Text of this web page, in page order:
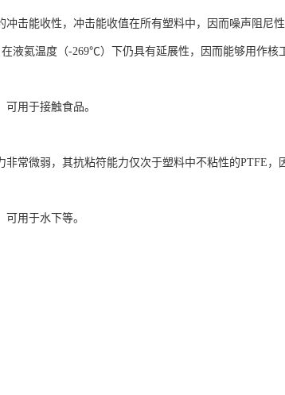
冲击能收性，冲击能收值在所有塑料中，因而噪声阻尼
液氦温度（-269℃）下仍具有延展性，因而能够用作核
可用于接触食品。
非常微弱，其抗粘符能力仅次于塑料中不粘性的PTFE，
可用于水下等。